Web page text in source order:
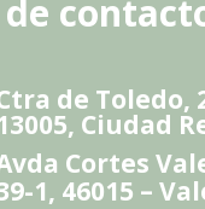
de Toledo,
Ciudad
Cortes
1, 46015 –